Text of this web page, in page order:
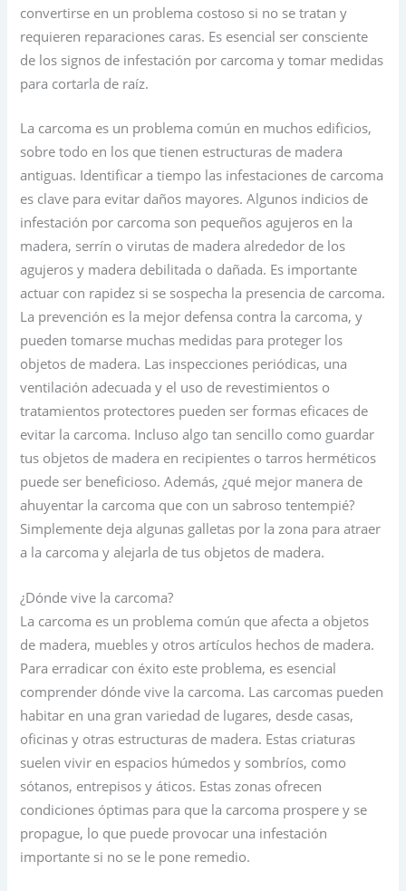
convertirse en un problema costoso si no se tratan y
requieren reparaciones caras. Es esencial ser consciente
de los signos de infestación por carcoma y tomar medidas
para cortarla de raíz.
La carcoma es un problema común en muchos edificios,
sobre todo en los que tienen estructuras de madera
antiguas. Identificar a tiempo las infestaciones de carcoma
es clave para evitar daños mayores. Algunos indicios de
infestación por carcoma son pequeños agujeros en la
madera, serrín o virutas de madera alrededor de los
agujeros y madera debilitada o dañada. Es importante
actuar con rapidez si se sospecha la presencia de carcoma.
La prevención es la mejor defensa contra la carcoma, y
pueden tomarse muchas medidas para proteger los
objetos de madera. Las inspecciones periódicas, una
ventilación adecuada y el uso de revestimientos o
tratamientos protectores pueden ser formas eficaces de
evitar la carcoma. Incluso algo tan sencillo como guardar
tus objetos de madera en recipientes o tarros herméticos
puede ser beneficioso. Además, ¿qué mejor manera de
ahuyentar la carcoma que con un sabroso tentempié?
Simplemente deja algunas galletas por la zona para atraer
a la carcoma y alejarla de tus objetos de madera.
¿Dónde vive la carcoma?
La carcoma es un problema común que afecta a objetos
de madera, muebles y otros artículos hechos de madera.
Para erradicar con éxito este problema, es esencial
comprender dónde vive la carcoma. Las carcomas pueden
habitar en una gran variedad de lugares, desde casas,
oficinas y otras estructuras de madera. Estas criaturas
suelen vivir en espacios húmedos y sombríos, como
sótanos, entrepisos y áticos. Estas zonas ofrecen
condiciones óptimas para que la carcoma prospere y se
propague, lo que puede provocar una infestación
importante si no se le pone remedio.